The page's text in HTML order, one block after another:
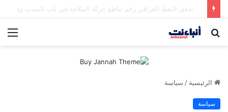
مقتل شخصين وإصابة 5 في إطلاق نار بمهرجان بمدينة سياتل الأميركية
بحث
الرئيسية / سياسة
سياسة